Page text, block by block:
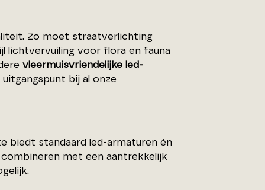
Zo moet straatverlichting
lichtvervuiling voor flora en fauna
vleermuisvriendelijke led-
bij al onze
biedt standaard led-armaturen én
met een aantrekkelijk